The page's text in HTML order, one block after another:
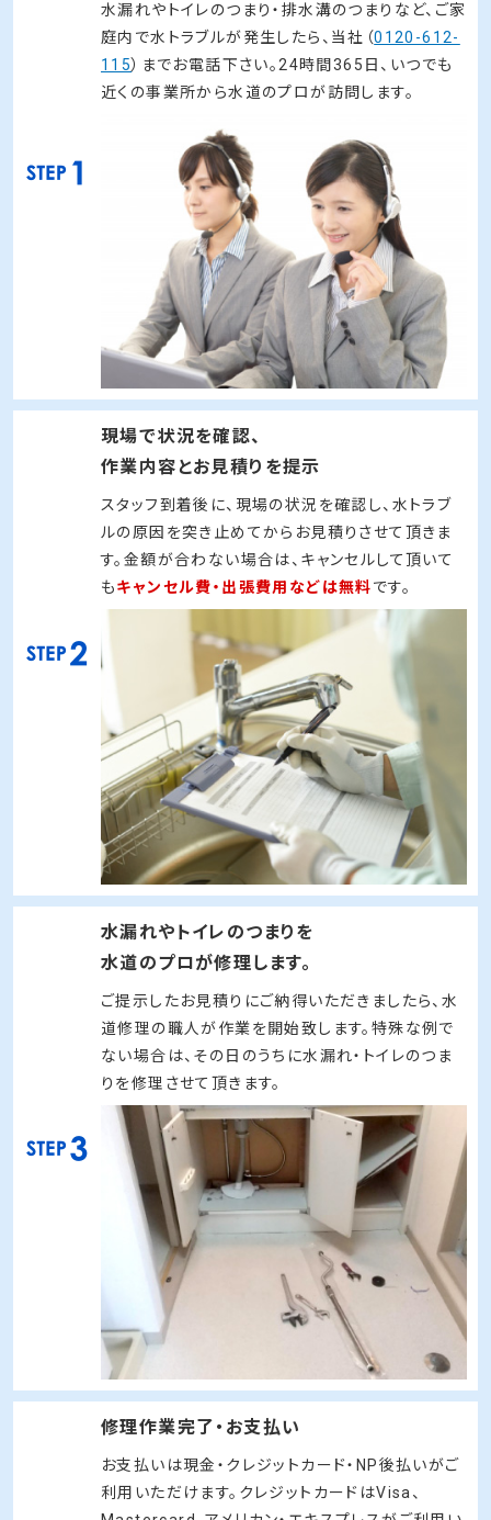
サービスの流れ
まずは当社フリーダイヤルに電話
水漏れやトイレのつまり・排水溝のつまりなど、ご家
庭内で水トラブルが発生したら、当社（0120-612-
）までお電話下さい。24時間365日、いつでも
近くの事業所から水道のプロが訪問します。
作業内容とお見積りを提示
スタッフ到着後に、現場の状況を確認し、水トラブ
ルの原因を突き止めてからお見積りさせて頂きま
す。金額が合わない場合は、キャンセルして頂いて
キャンセル費・出張費用などは無料 です。
水漏れやトイレのつまりを
水道のプロが修理します。
ご提示したお見積りにご納得いただきましたら、水
道修理の職人が作業を開始致します。特殊な例で
ない場合は、その日のうちに水漏れ・トイレのつま
りを修理させて頂きます。